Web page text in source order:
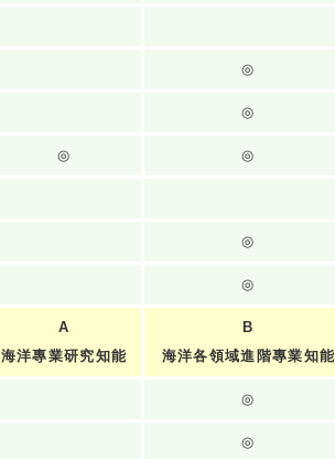
◎
◎
◎ ◎
◎
◎
A
海洋專業研究知能
B
海洋各領域進階專業知能
◎
◎